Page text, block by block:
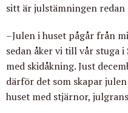
sitt är julstämningen redan
–Julen i huset pågår från
sedan åker vi till vår stuga
med skidåkning. Just
därför det som skapar
huset med stjärnor,